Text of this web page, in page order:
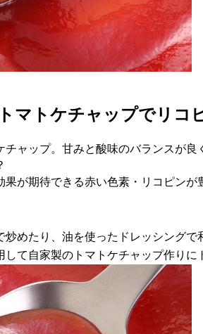
マトケチャップでリコ
ャップ。甘みと酸味のバランスが
が期待できる赤い色素・リコピン
めたり、油を使ったドレッシング
て自家製のトマトケチャップ作りに